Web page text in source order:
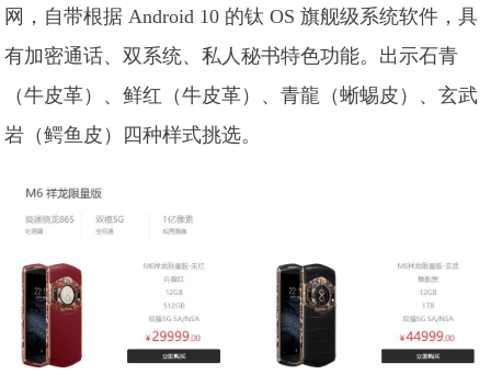
网，自带根据 Android 10 的钛 OS 旗舰级系统软件，具
有加密通话、双系统、私人秘书特色功能。出示石青
（牛皮革）、鲜红（牛皮革）、青龍（蜥蜴皮）、玄武
岩（鳄鱼皮）四种样式挑选。